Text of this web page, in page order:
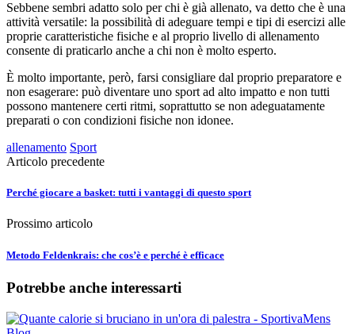
Sebbene sembri adatto solo per chi è già allenato, va detto che è una
attività versatile: la possibilità di adeguare tempi e tipi di esercizi alle
proprie caratteristiche fisiche e al proprio livello di allenamento
consente di praticarlo anche a chi non è molto esperto.
È molto importante, però, farsi consigliare dal proprio preparatore e
non esagerare: può diventare uno sport ad alto impatto e non tutti
possono mantenere certi ritmi, soprattutto se non adeguatamente
preparati o con condizioni fisiche non idonee.
allenamento Sport
Articolo precedente
Perché giocare a basket: tutti i vantaggi di questo sport
Prossimo articolo
Metodo Feldenkrais: che cos’è e perché è efficace
Potrebbe anche interessarti